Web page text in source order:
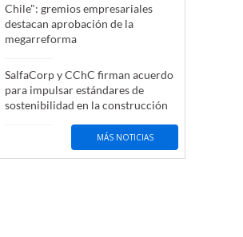
Chile": gremios empresariales
destacan aprobación de la
megarreforma
SalfaCorp y CChC firman acuerdo
para impulsar estándares de
sostenibilidad en la construcción
MÁS NOTICIAS